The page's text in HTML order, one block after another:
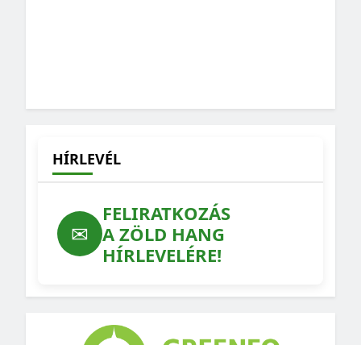
HÍRLEVÉL
✉
FELIRATKOZÁS
A ZÖLD HANG
HÍRLEVELÉRE!